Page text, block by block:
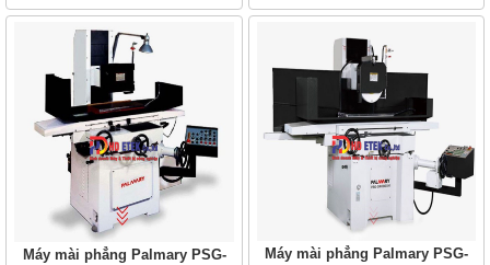
Máy mài phẳng Palmary PSG-
Máy mài phẳng Palmary PSG-